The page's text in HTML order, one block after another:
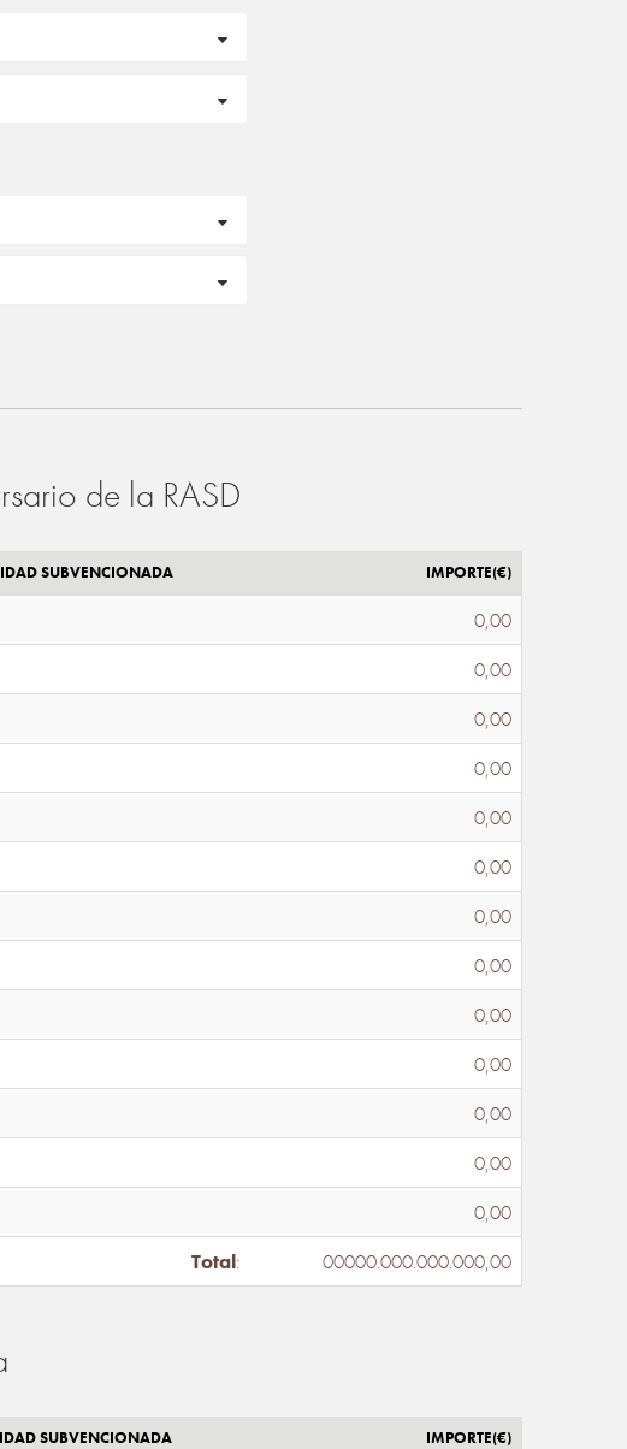
de la RASD
SUBVENCIONADA IMPORTE(€)
0,00
0,00
0,00
0,00
0,00
0,00
0,00
0,00
0,00
0,00
0,00
0,00
0,00
Total: 00000.000.000.000,00
SUBVENCIONADA IMPORTE(€)